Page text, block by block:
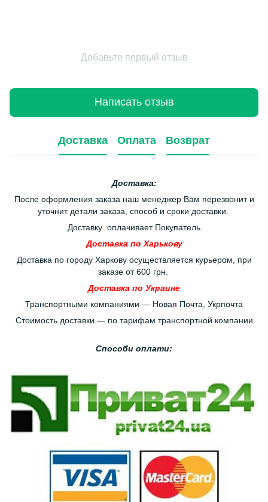
Добавьте первый отзыв
Написать отзыв
Доставка Оплата Возврат
Доставка:
После оформления заказа наш менеджер Вам перезвонит и
уточнит детали заказа, способ и сроки доставки.
Доставку оплачивает Покупатель.
Доставка по Харькову
Доставка по городу Харкову осуществляется курьером, при
заказе от 600 грн.
Доставка по Украине
Транспортными компаниями — Новая Почта, Укрпочта
Стоимость доставки — по тарифам транспортной компании
Способи оплати: